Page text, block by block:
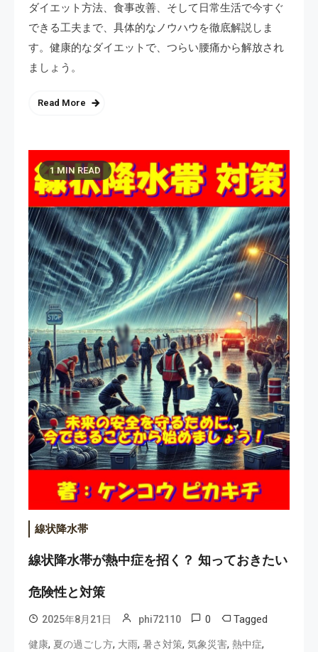
ダイエット方法、食事改善、そして日常生活で今すぐ
できる工夫まで、具体的なノウハウを徹底解説しま
す。健康的なダイエットで、つらい腰痛から解放され
ましょう。
Read More
1 MIN READ
線状降水帯
線状降水帯が熱中症を招く？ 知っておきたい
危険性と対策
2025年8月21日 phi72110 0 Tagged
健康, 夏の過ごし方, 大雨, 暑さ対策, 気象災害, 熱中症,